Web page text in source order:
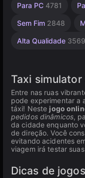
Para PC 4781
Sem Fim 2848
Alta Qualidade 3569
Unity
3174
Carros
55
Taxi
Entre nas ruas
pode experimentar a
táxi! Neste jogo
pedidos dinâmicos,
da cidade enquanto
de direção. Você
evitando acidentes
viagem irá testar
Dicas de jogos